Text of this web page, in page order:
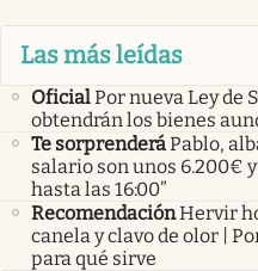
Las más leídas
OficialPor nueva Ley de
obtendrán los bienes
Te sorprenderáPablo,
salario son unos 6.200€
hasta las 16:00”
RecomendaciónHervir
canela y clavo de olor |
para qué sirve